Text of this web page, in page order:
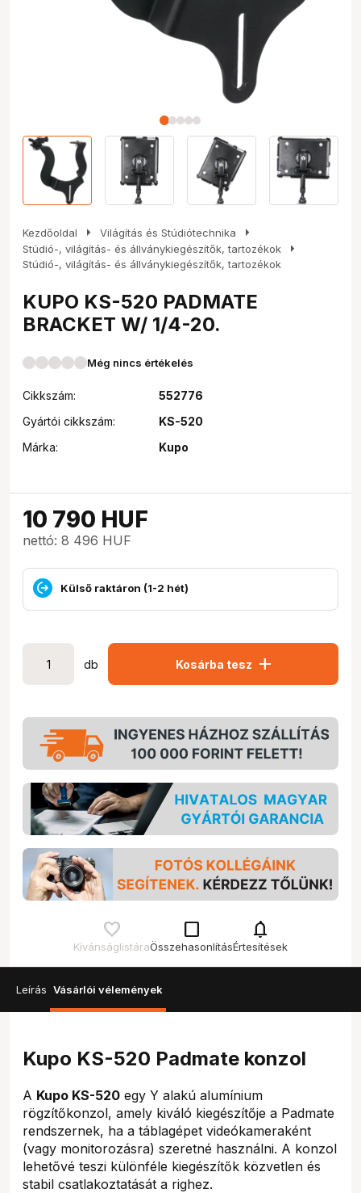
Kezdőoldal arrow_right Világítás és Stúdiótechnika arrow_right
Stúdió-, világítás- és állványkiegészítők, tartozékok arrow_right
Stúdió-, világítás- és állványkiegészítők, tartozékok
KUPO KS-520 PADMATE
BRACKET W/ 1/4-20.
Még nincs értékelés
Cikkszám:
552776
Gyártói cikkszám:
KS-520
Márka:
Kupo
10 790 HUF
nettó: 8 496 HUF
Külső raktáron (1-2 hét)
db Kosárba tesz add
Kívánságlistára
check_box_outline_blank
Összehasonlítás
notifications
Értesítések
Leírás Vásárlói vélemények
Kupo KS-520 Padmate konzol
A Kupo KS-520 egy Y alakú alumínium
rögzítőkonzol, amely kiváló kiegészítője a Padmate
rendszernek, ha a táblagépet videókameraként
(vagy monitorozásra) szeretné használni. A konzol
lehetővé teszi különféle kiegészítők közvetlen és
stabil csatlakoztatását a righez.